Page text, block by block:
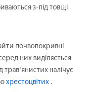
з-під товщі
почвопокривні
них виділяється
налічує
хрестоцвітих .